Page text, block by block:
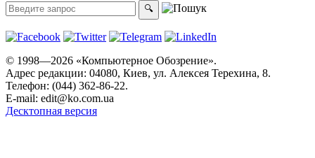
© 1998—2026 «Компьютерное Обозрение».
Адрес редакции: 04080, Киев, ул. Алексея Терехина, 8.
Телефон: (044) 362-86-22.
E-mail: edit@ko.com.ua
Десктопная версия